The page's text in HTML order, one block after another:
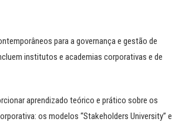
para a governança e gestão de
institutos e academias corporativas e de
aprendizado teórico e prático sobre os
os modelos “Stakeholders University” e